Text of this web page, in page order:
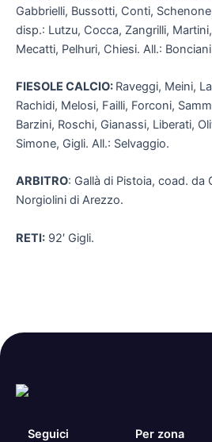
Gabbrielli, Bussotti, Conti,
disp.: Lutzu, Cocca, Zangrilli,
Mecatti, Pelhuri, Chiesi. All.:
FIESOLE CALCIO: Raveggi, Meini,
Rachidi, Melosi, Failli, Forconi,
Barzini, Roschi, Gianassi, Liberati,
Simone, Gigli. All.: Selvaggio.
ARBITRO: Gallà di Pistoia, coad. da
Norgiolini di Arezzo.
RETI: 92′ Gigli.
Seguici Per zona